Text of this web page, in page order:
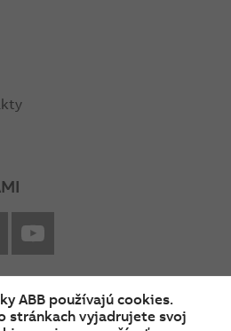
Pinterest
ABB používajú cookies.
stránkach vyjadrujete svoj